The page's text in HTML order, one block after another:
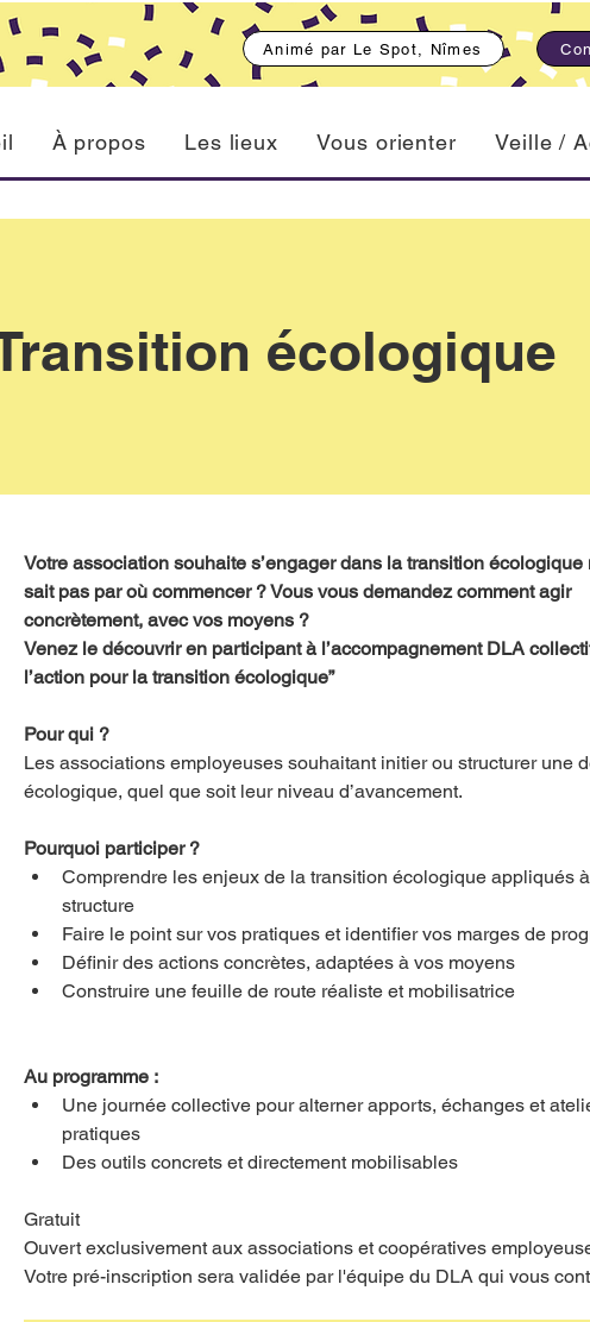
Animé par Le Spot, Nîmes
À propos Les lieux Vous orienter Veille /
écologique
Votre association souhaite s’engager dans la transition écologique
sait pas par où commencer ? Vous vous demandez comment agir
concrètement, avec vos moyens ?
Venez le découvrir en participant à l’accompagnement DLA
l’action pour la transition écologique”
Pour qui ?
Les associations employeuses souhaitant initier ou structurer une
écologique, quel que soit leur niveau d’avancement.
Pourquoi participer ?
Comprendre les enjeux de la transition écologique appliqués
structure
Faire le point sur vos pratiques et identifier vos marges de
Définir des actions concrètes, adaptées à vos moyens
Construire une feuille de route réaliste et mobilisatrice
Au programme :
Une journée collective pour alterner apports, échanges et
pratiques
Des outils concrets et directement mobilisables
Gratuit
Ouvert exclusivement aux associations et coopératives
Votre pré-inscription sera validée par l'équipe du DLA qui vous